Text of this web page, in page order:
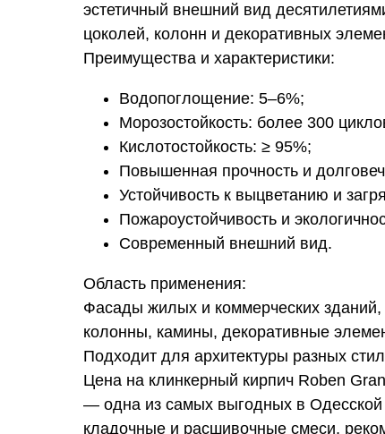
эстетичный внешний вид
цоколей, колонн и декоративных
Преимущества и характеристики:
Водопоглощение: 5–6%;
Морозостойкость: более 300
Кислотостойкость: ≥ 95%;
Повышенная прочность и
Устойчивость к выцветанию и
Пожароустойчивость и
Современный внешний вид.
Область применения:
Фасады жилых и коммерческих
колонны, камины, декоративные
Подходит для архитектуры разных
Цена на клинкерный кирпич Roben
— одна из самых выгодных в Одесской
кладочные и расшивочные смеси,